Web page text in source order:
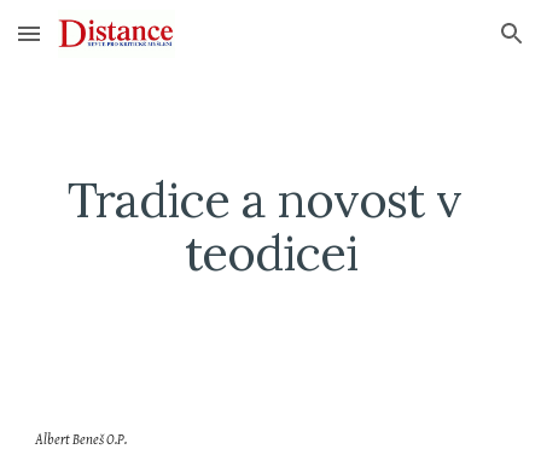
Skip to main content Skip to navigation
Tradice a novost v
teodicei
Albert Beneš O.P.